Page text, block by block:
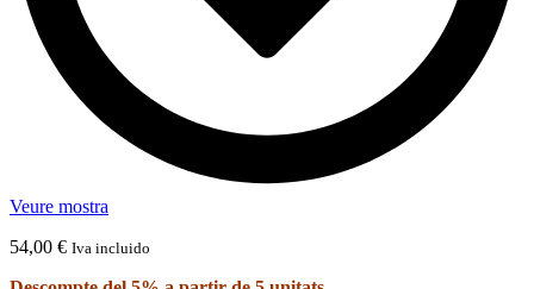
Veure mostra
54,00 € Iva incluido